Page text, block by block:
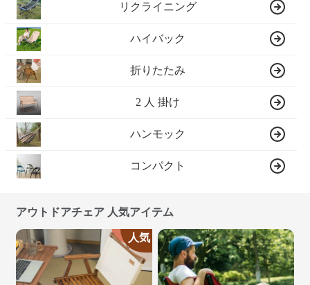
リクライニング
ハイバック
折りたたみ
2 人 掛け
ハンモック
コンパクト
アウトドアチェア 人気アイテム
人気